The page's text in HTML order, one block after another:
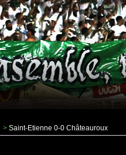
> Saint-Etienne 0-0 Châteauroux